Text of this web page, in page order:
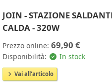
JOIN - STAZIONE
CALDA - 320W
Prezzo online: 69,90 €
Disponibilità: In stock
Vai all'articolo